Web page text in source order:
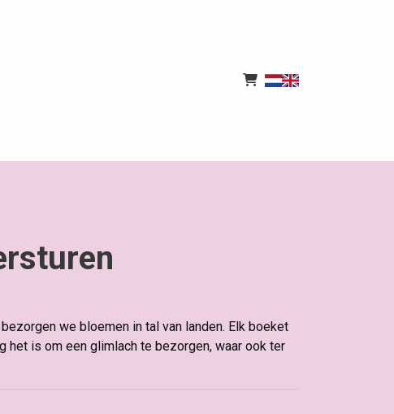
we bloemen in tal van landen. Elk boeket
is om een glimlach te bezorgen, waar ook ter